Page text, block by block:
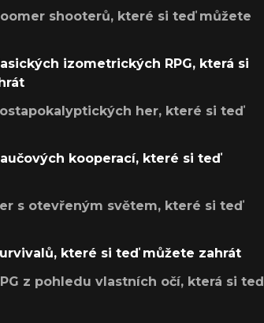
shooterů, které si teď můžete
izometrických RPG, která si
her, které si teď
kooperací, které si teď
s otevřeným světem, které si teď
které si teď můžete zahrát
z pohledu vlastních očí, která si teď